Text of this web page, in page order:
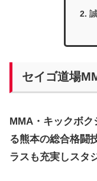
セイゴ道場
MMA・キックボ
る熊本の総合格闘
ラスも充実しスタ